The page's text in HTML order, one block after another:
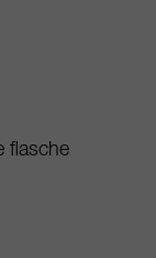
flasche